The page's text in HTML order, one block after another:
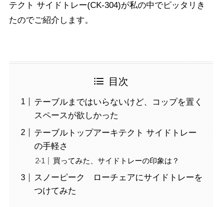
テクト サイドトレー(CK-304)が私の中でピッタリき
たのでご紹介します。
目次
テーブルまではいらないけど、コップを置く
スペースが欲しかった
テーブルトップアーキテクト サイドトレー
の手軽さ
買ってみた、サイドトレーの印象は？
スノーピーク ローチェアにサイドトレーを
つけてみた